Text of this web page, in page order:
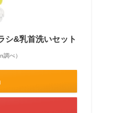
シ&乳首洗いセット
べ）